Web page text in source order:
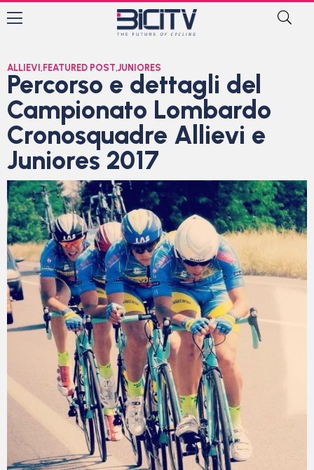
ALLIEVI , FEATURED POST,JUNIORES
Percorso e dettagli del
Campionato Lombardo
Cronosquadre Allievi e
Juniores 2017